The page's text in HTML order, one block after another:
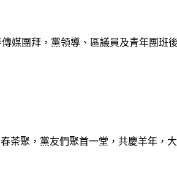
媒團拜，黨領導、區議員及青年團班
茶聚，黨友們聚首一堂，共慶羊年，